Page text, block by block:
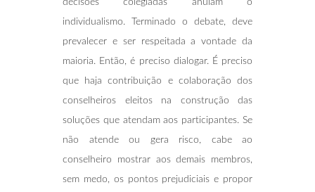
decisões colegiadas anulam o
individualismo. Terminado o debate, deve
prevalecer e ser respeitada a vontade da
maioria. Então, é preciso dialogar. É preciso
que haja contribuição e colaboração dos
conselheiros eleitos na construção das
soluções que atendam aos participantes. Se
não atende ou gera risco, cabe ao
conselheiro mostrar aos demais membros,
sem medo, os pontos prejudiciais e propor